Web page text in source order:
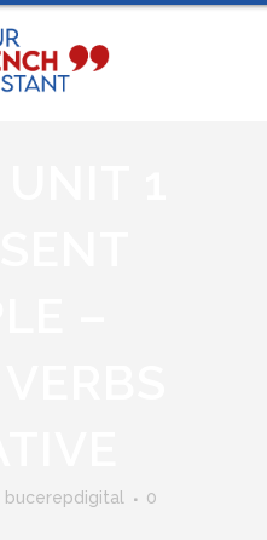
bucerepdigital
0